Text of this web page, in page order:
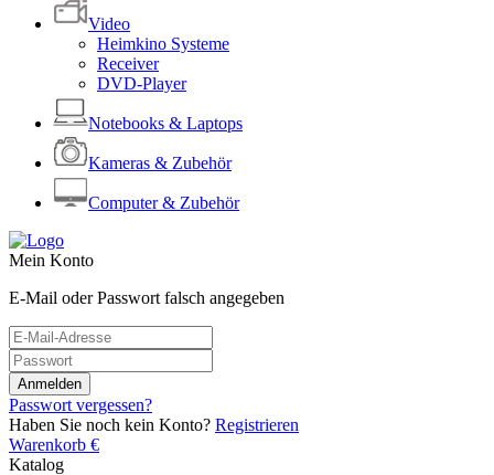
Video
Heimkino Systeme
Receiver
DVD-Player
Notebooks & Laptops
Kameras & Zubehör
Computer & Zubehör
Mein Konto
E-Mail oder Passwort falsch angegeben
Passwort vergessen?
Haben Sie noch kein Konto? Registrieren
Warenkorb €
Katalog